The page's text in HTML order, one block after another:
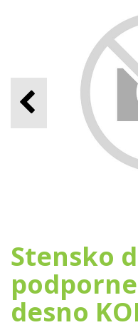
Stensko
desno